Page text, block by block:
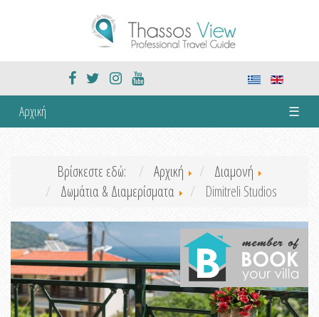
Αρχική ☰
Βρίσκεστε εδώ: Αρχική
Διαμονή
Δωμάτια & Διαμερίσματα
Dimitreli Studios